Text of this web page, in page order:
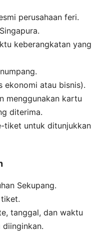
perusahaan feri.
keberangkatan yang
ekonomi atau bisnis).
menggunakan kartu
diterima.
tiket untuk ditunjukkan
Sekupang.
tanggal, dan waktu
diinginkan.